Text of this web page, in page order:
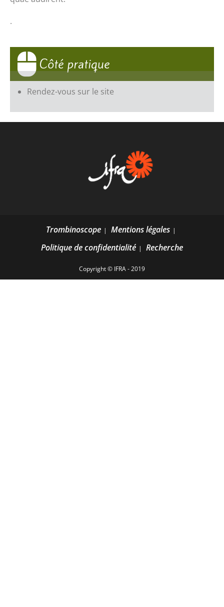
.
Côté pratique
Rendez-vous sur le site
Trombinoscope
Mentions légales
Politique de confidentialité
Recherche
Copyright © IFRA - 2019